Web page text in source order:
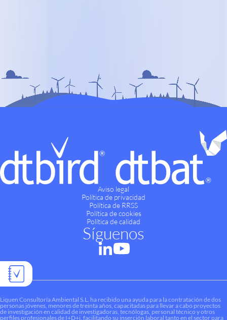
Aviso legal
Política de privacidad
Política de RRSS
Política de cookies
Política de calidad
Síguenos
Liquen Consultoría Ambiental S.L. ha recibido una ayuda para la contratación de dos
personas jóvenes, menores de treinta años, capacitadas para llevar a cabo proyectos
de investigación en calidad de investigadoras, tecnólogas, personal técnico y otros
perfiles profesionales de I+D+i, facilitando su inserción laboral tanto en el sector para